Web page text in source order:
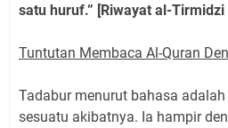
satu huruf.” [Riwayat al-Tirmidzi
Tuntutan Membaca Al-Quran
Tadabur menurut bahasa
sesuatu akibatnya. Ia hampir